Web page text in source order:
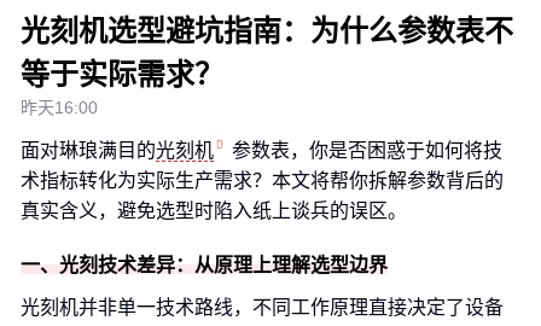
光刻机选型避坑指南：为什么参数表不
等于实际需求？
昨天16:00
面对琳琅满目的光刻机
参数表，你是否困惑于如何将技
术指标转化为实际生产需求？本文将帮你拆解参数背后的
真实含义，避免选型时陷入纸上谈兵的误区。
一、光刻技术差异：从原理上理解选型边界
光刻机并非单一技术路线，不同工作原理直接决定了设备